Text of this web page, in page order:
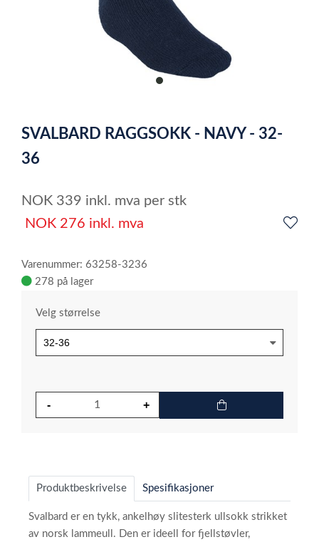
item
of
1
SVALBARD RAGGSOKK - NAVY - 32-
36
NOK 339 inkl. mva per stk
NOK 276 inkl. mva
Varenummer: 63258-3236
278 på lager
Velg størrelse
Produktbeskrivelse Spesifikasjoner
Svalbard er en tykk, ankelhøy slitesterk ullsokk strikket
av norsk lammeull. Den er ideell for fjellstøvler,